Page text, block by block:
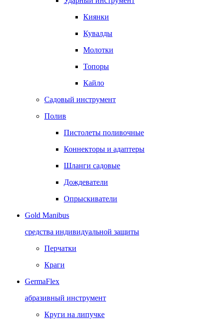
Киянки
Кувалды
Молотки
Топоры
Кайло
Садовый инструмент
Полив
Пистолеты поливочные
Коннекторы и адаптеры
Шланги садовые
Дождеватели
Опрыскиватели
Gold Manibus
средства индивидуальной защиты
Перчатки
Краги
GermaFlex
абразивный инструмент
Круги на липучке